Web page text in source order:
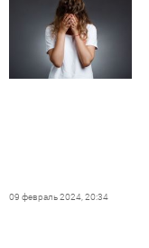
09 февраль 2024, 20:34